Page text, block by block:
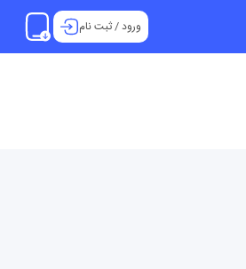
ورود/ثبت نام